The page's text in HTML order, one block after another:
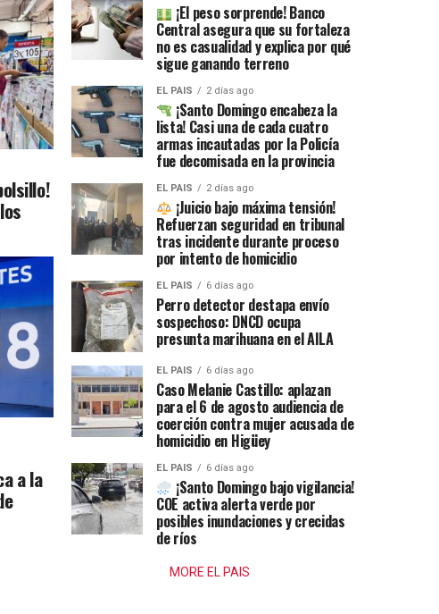
a la
¡El peso sorprende! Banco
Central asegura que su fortaleza
no es casualidad y explica por qué
sigue ganando terreno
EL PAIS 2 días ago
¡Santo Domingo encabeza la
lista! Casi una de cada cuatro
armas incautadas por la Policía
fue decomisada en la provincia
EL PAIS 2 días ago
¡Juicio bajo máxima tensión!
Refuerzan seguridad en tribunal
tras incidente durante proceso
por intento de homicidio
EL PAIS 6 días ago
Perro detector destapa envío
sospechoso: DNCD ocupa
presunta marihuana en el AILA
EL PAIS 6 días ago
Caso Melanie Castillo: aplazan
para el 6 de agosto audiencia de
coerción contra mujer acusada de
homicidio en Higüey
EL PAIS 6 días ago
¡Santo Domingo bajo vigilancia!
COE activa alerta verde por
posibles inundaciones y crecidas
de ríos
MORE EL PAIS